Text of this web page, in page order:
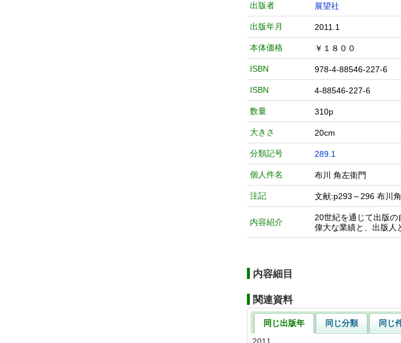
出版者 展望社
出版年月 2011.1
本体価格 ￥１８００
ISBN 978-4-88546-227-6
ISBN 4-88546-227-6
数量 310p
大きさ 20cm
分類記号 289.1
個人件名 布川 角左衛門
注記 文献:p293～296 布川
内容紹介
20世紀を通じて出版
偉大な業績と、出版人
内容細目
関連資料
同じ出版年 同じ分類
同じ